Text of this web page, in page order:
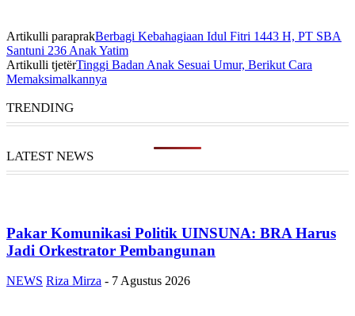
Artikulli paraprakBerbagi Kebahagiaan Idul Fitri 1443 H, PT SBA
Santuni 236 Anak Yatim
Artikulli tjetërTinggi Badan Anak Sesuai Umur, Berikut Cara
Memaksimalkannya
TRENDING
LATEST NEWS
Pakar Komunikasi Politik UINSUNA: BRA Harus
Jadi Orkestrator Pembangunan
NEWS Riza Mirza - 7 Agustus 2026